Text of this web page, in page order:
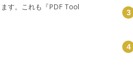
す。これも『PDF Tool